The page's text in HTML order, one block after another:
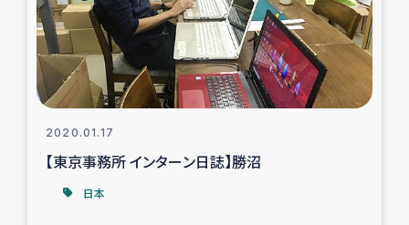
ジェクト
復興支援事業
民際教育事業
女性グループPIFWANITAによる食品加工事業
2020.01.17
【東京事務所 インターン日誌】勝沼
日本